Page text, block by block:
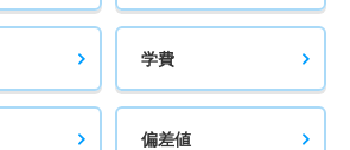
学費
偏差値